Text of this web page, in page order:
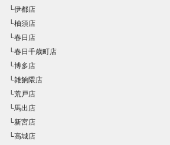
└伊都店
└柚須店
└春日店
└春日千歳町店
└博多店
└雑餉隈店
└荒戸店
└馬出店
└新宮店
└高城店